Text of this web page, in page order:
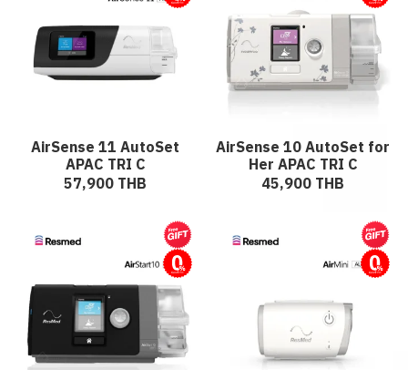
ผ่อนชำระ
AirSense 11 AutoSet
APAC TRI C
57,900 THB
ผ่อนชำระ
AirSense 10 AutoSet for
Her APAC TRI C
45,900 THB
ผ่อนชำระ ผ่อนชำระ